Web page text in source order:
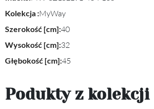
Kolekcja :MyWay
Szerokość [cm]:40
Wysokość [cm]:32
Głębokość [cm]:45
Podukty z kolekcji